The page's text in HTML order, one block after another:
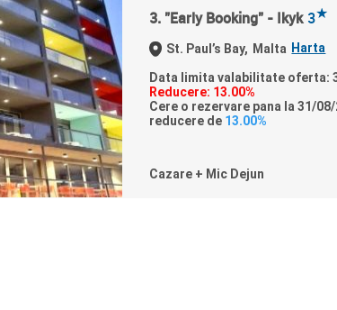
3. "Early Booking" - Ikyk 3★
St. Paul’s Bay, Malta Harta
Data limita valabilitate oferta:
Reducere: 13.00%
Cere o rezervare pana la 31/
reducere de 13.00%
Cazare + Mic Dejun